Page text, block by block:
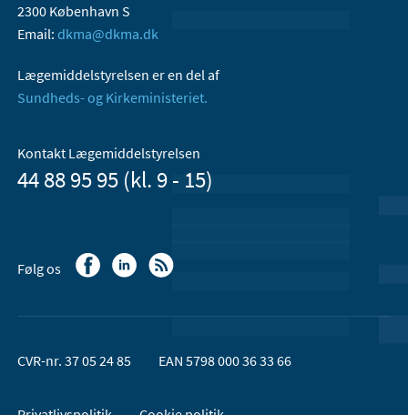
2300 København S
Email: dkma@dkma.dk
Lægemiddelstyrelsen er en del af
Sundheds- og Kirkeministeriet.
Kontakt Lægemiddelstyrelsen
44 88 95 95 (kl. 9 - 15)
Følg os
CVR-nr. 37 05 24 85 EAN 5798 000 36 33 66